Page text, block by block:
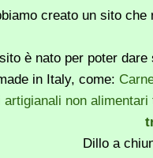
creato un sito che
è nato per poter
in Italy, come:
artigianali non
Dillo a